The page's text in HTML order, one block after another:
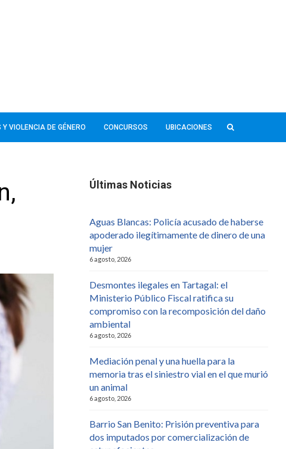
VIOLENCIA DE GÉNERO CONCURSOS UBICACIONES
Últimas Noticias
Aguas Blancas: Policía acusado de haberse
apoderado ilegítimamente de dinero de una
mujer
6 agosto, 2026
Desmontes ilegales en Tartagal: el
Ministerio Público Fiscal ratifica su
compromiso con la recomposición del daño
ambiental
6 agosto, 2026
Mediación penal y una huella para la
memoria tras el siniestro vial en el que murió
un animal
6 agosto, 2026
Barrio San Benito: Prisión preventiva para
dos imputados por comercialización de